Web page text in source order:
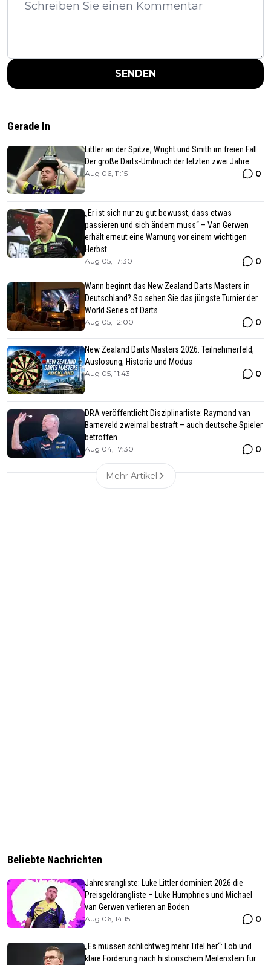
SENDEN
Gerade In
Littler an der Spitze, Wright und Smith im freien Fall:
Der große Darts-Umbruch der letzten zwei Jahre
Aug 06, 11:15 0
„Er ist sich nur zu gut bewusst, dass etwas
passieren und sich ändern muss“ – Van Gerwen
erhält erneut eine Warnung vor einem wichtigen
Herbst
Aug 05, 17:30 0
Wann beginnt das New Zealand Darts Masters in
Deutschland? So sehen Sie das jüngste Turnier der
World Series of Darts
Aug 05, 12:00 0
New Zealand Darts Masters 2026: Teilnehmerfeld,
Auslosung, Historie und Modus
Aug 05, 11:43 0
DRA veröffentlicht Disziplinarliste: Raymond van
Barneveld zweimal bestraft – auch deutsche Spieler
betroffen
Aug 04, 17:30 0
Mehr Artikel
Beliebte Nachrichten
Jahresrangliste: Luke Littler dominiert 2026 die
Preisgeldrangliste – Luke Humphries und Michael
van Gerwen verlieren an Boden
Aug 06, 14:15 0
„Es müssen schlichtweg mehr Titel her“: Lob und
klare Forderung nach historischem Meilenstein für